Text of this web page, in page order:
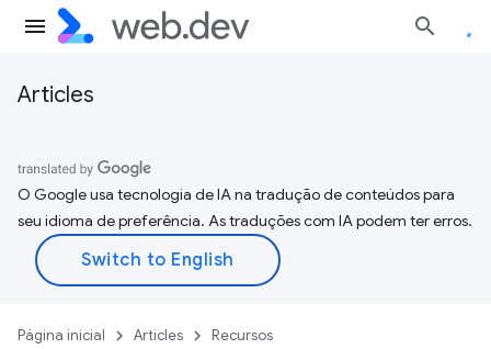
Articles
O Google usa tecnologia de IA na tradução de conteúdos para
seu idioma de preferência. As traduções com IA podem ter erros.
Página inicial Articles
Recursos